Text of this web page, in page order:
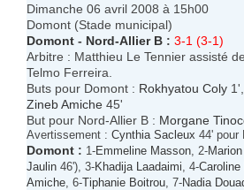
Dimanche 06 avril 2008 à 15h00
Domont (Stade municipal)
Domont - Nord-Allier B : 3-1 (3-1)
Arbitre : Matthieu Le Tennier assisté
Telmo Ferreira.
Buts pour Domont : Rokhyatou Coly 1',
Zineb Amiche 45'
But pour Nord-Allier B : Morgane
Avertissement : Cynthia Sacleux 44' pour
Domont : 1-Emmeline Masson , 2-
Jaulin 46'), 3-Khadija Laadaimi , 4-
Amiche , 6-Tiphanie Boitrou , 7-Nadia